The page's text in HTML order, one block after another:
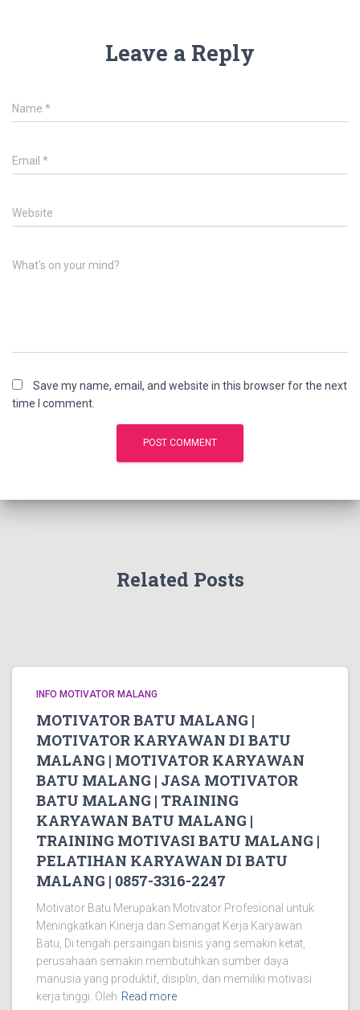
Leave a Reply
Name *
Email *
Website
What's on your mind?
Save my name, email, and website in this browser for the next
time I comment.
Related Posts
INFO MOTIVATOR MALANG
MOTIVATOR BATU MALANG |
MOTIVATOR KARYAWAN DI BATU
MALANG | MOTIVATOR KARYAWAN
BATU MALANG | JASA MOTIVATOR
BATU MALANG | TRAINING
KARYAWAN BATU MALANG |
TRAINING MOTIVASI BATU MALANG |
PELATIHAN KARYAWAN DI BATU
MALANG | 0857-3316-2247
Motivator Batu Merupakan Motivator Profesional untuk
Meningkatkan Kinerja dan Semangat Kerja Karyawan
Batu, Di tengah persaingan bisnis yang semakin ketat,
perusahaan semakin membutuhkan sumber daya
manusia yang produktif, disiplin, dan memiliki motivasi
kerja tinggi. Oleh Read more